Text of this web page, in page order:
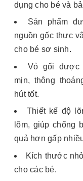
dụng cho bé và
Sản phẩm
nguồn gốc thực
cho bé sơ sinh.
Vỏ gối được
mịn, thông
hút tốt.
Thiết kế độ
lõm, giúp chống
quả hơn gấp
Kích thước
cho các bé.